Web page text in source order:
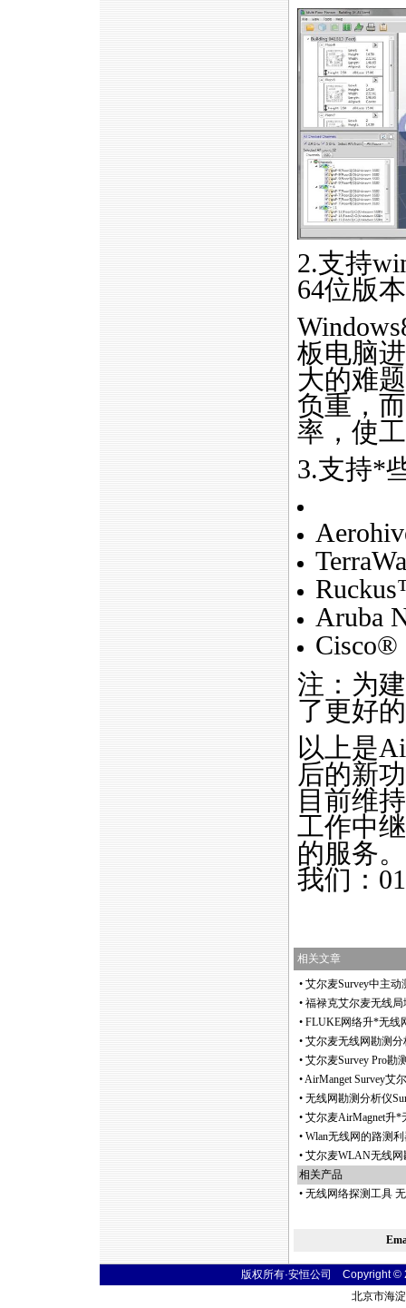
2.支持
64位版
板电脑
大的难
负重，
率，使
3.支持*
Aruba
Cisco®
注：为
了更好
以上是
后的新
目前维
工作中
的服务
我们：
相关文章
• 艾尔麦Survey中主动
• 福禄克艾尔麦无线局
• FLUKE网络升*无线
• 艾尔麦无线网勘测分
• 艾尔麦Survey Pro勘
•AirManget Survey艾
• 无线网勘测分析仪
• 艾尔麦AirMagnet升*
• Wlan无线网的路测
• 艾尔麦WLAN无线网
相关产品
• 无线网络探测工具
版权所有·安恒公司 Copyright
北京市海